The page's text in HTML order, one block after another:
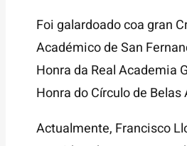
Foi galardoado coa gran
Académico de San
Honra da Real Academia
Honra do Círculo de Belas
Actualmente, Francisco